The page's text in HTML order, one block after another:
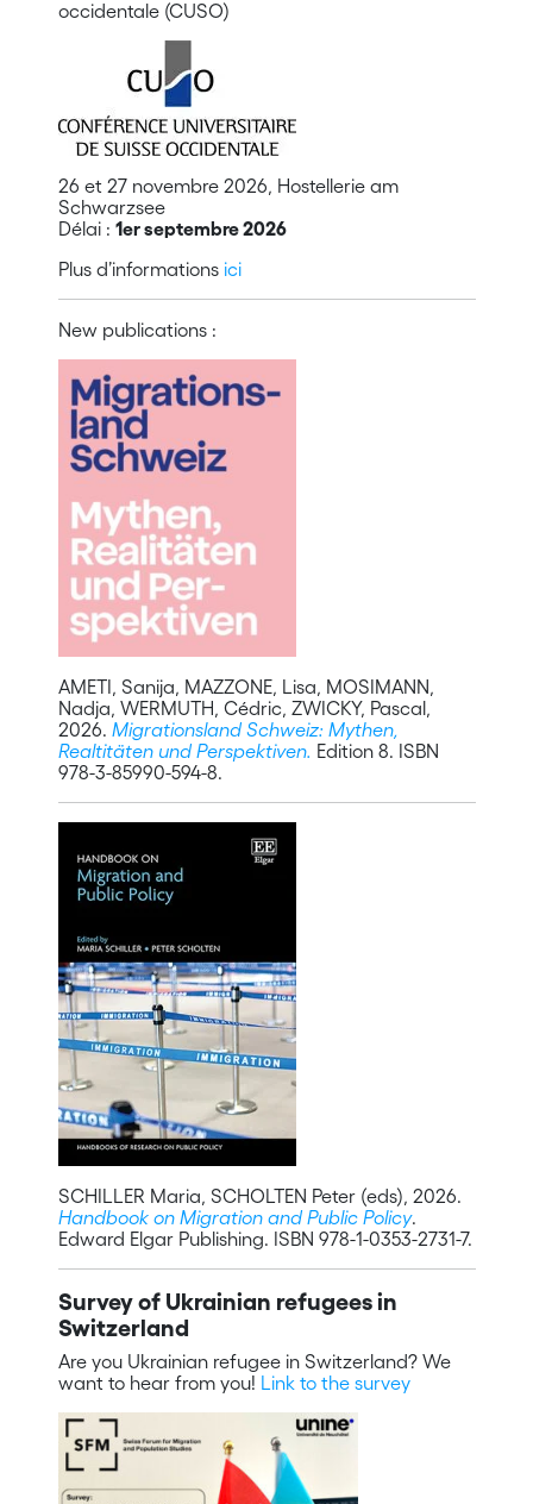
occidentale (CUSO)
26 et 27 novembre 2026, Hostellerie am
Schwarzsee
Délai : 1er septembre 2026
Plus d’informations ici
New publications :
AMETI, Sanija, MAZZONE, Lisa, MOSIMANN,
Nadja, WERMUTH, Cédric, ZWICKY, Pascal,
2026. Migrationsland Schweiz: Mythen,
Realtitäten und Perspektiven. Edition 8. ISBN
978-3-85990-594-8.
SCHILLER Maria, SCHOLTEN Peter (eds), 2026.
Handbook on Migration and Public Policy.
Edward Elgar Publishing. ISBN 978-1-0353-2731-7.
Survey of Ukrainian refugees in
Switzerland
Are you Ukrainian refugee in Switzerland? We
want to hear from you! Link to the survey